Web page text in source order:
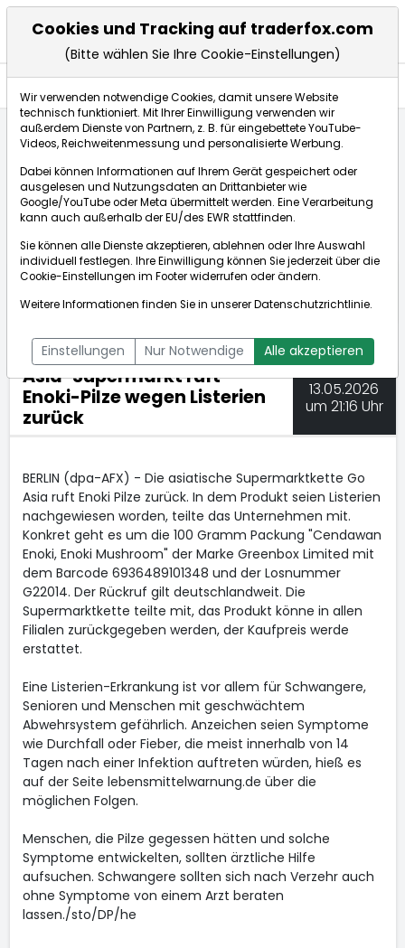
Asia-Supermarkt ruft Enoki-Pilze wegen Listerien z...
dpa-AFX Compact
ÜBERSICHT DPA-AFX PROFEED
DPA-AFX COMPACT
NEWSBOT
Asia-Supermarkt ruft
Enoki-Pilze wegen Listerien
zurück
13.05.2026
um 21:16 Uhr
BERLIN (dpa-AFX) - Die asiatische Supermarktkette Go
Asia ruft Enoki Pilze zurück. In dem Produkt seien Listerien
nachgewiesen worden, teilte das Unternehmen mit.
Konkret geht es um die 100 Gramm Packung "Cendawan
Enoki, Enoki Mushroom" der Marke Greenbox Limited mit
dem Barcode 6936489101348 und der Losnummer
G22014. Der Rückruf gilt deutschlandweit. Die
Supermarktkette teilte mit, das Produkt könne in allen
Filialen zurückgegeben werden, der Kaufpreis werde
erstattet.
Eine Listerien-Erkrankung ist vor allem für Schwangere,
Senioren und Menschen mit geschwächtem
Abwehrsystem gefährlich. Anzeichen seien Symptome
wie Durchfall oder Fieber, die meist innerhalb von 14
Tagen nach einer Infektion auftreten würden, hieß es
auf der Seite lebensmittelwarnung.de über die
möglichen Folgen.
Menschen, die Pilze gegessen hätten und solche
Symptome entwickelten, sollten ärztliche Hilfe
aufsuchen. Schwangere sollten sich nach Verzehr auch
ohne Symptome von einem Arzt beraten
lassen./sto/DP/he
Cookies und Tracking auf traderfox.com
(Bitte wählen Sie Ihre Cookie-Einstellungen)
Wir verwenden notwendige Cookies, damit unsere Website
technisch funktioniert. Mit Ihrer Einwilligung verwenden wir
außerdem Dienste von Partnern, z. B. für eingebettete YouTube-
Videos, Reichweitenmessung und personalisierte Werbung.
Dabei können Informationen auf Ihrem Gerät gespeichert oder
ausgelesen und Nutzungsdaten an Drittanbieter wie
Google/YouTube oder Meta übermittelt werden. Eine Verarbeitung
kann auch außerhalb der EU/des EWR stattfinden.
Sie können alle Dienste akzeptieren, ablehnen oder Ihre Auswahl
individuell festlegen. Ihre Einwilligung können Sie jederzeit über die
Cookie-Einstellungen im Footer widerrufen oder ändern.
Weitere Informationen finden Sie in unsererDatenschutzrichtlinie.
Einstellungen Nur Notwendige Alle akzeptieren